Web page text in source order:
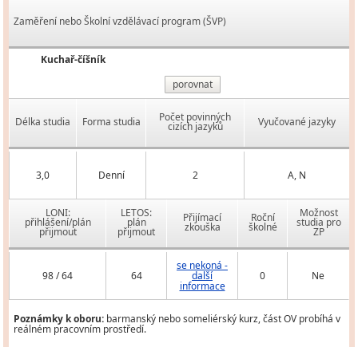
Zaměření nebo Školní vzdělávací program (ŠVP)
Kuchař-číšník
porovnat
Délka studia Forma studia Počet povinných
cizích jazyků Vyučované jazyky
3,0 Denní 2 A, N
LONI:
přihlášení/plán
přijmout
LETOS:
plán
přijmout
Přijímací
zkouška
Roční
školné
Možnost
studia pro
ZP
98 / 64 64
se nekoná -
další
informace
0 Ne
Poznámky k oboru: barmanský nebo someliérský kurz, část OV probíhá v
reálném pracovním prostředí.